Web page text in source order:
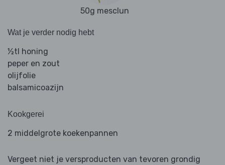
50g mesclun
Wat je verder nodig hebt
½tl honing
peper en zout
olijfolie
balsamicoazijn
Kookgerei
2 middelgrote koekenpannen
Vergeet niet je versproducten van tevoren grondig